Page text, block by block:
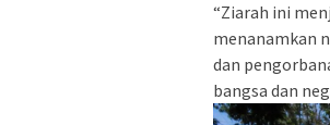
“Ziarah ini
menanamkan
dan
bangsa dan